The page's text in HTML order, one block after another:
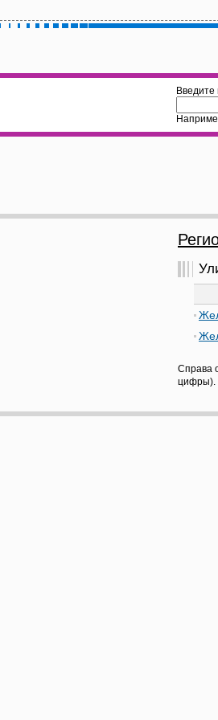
Введите
Справа
цифры).